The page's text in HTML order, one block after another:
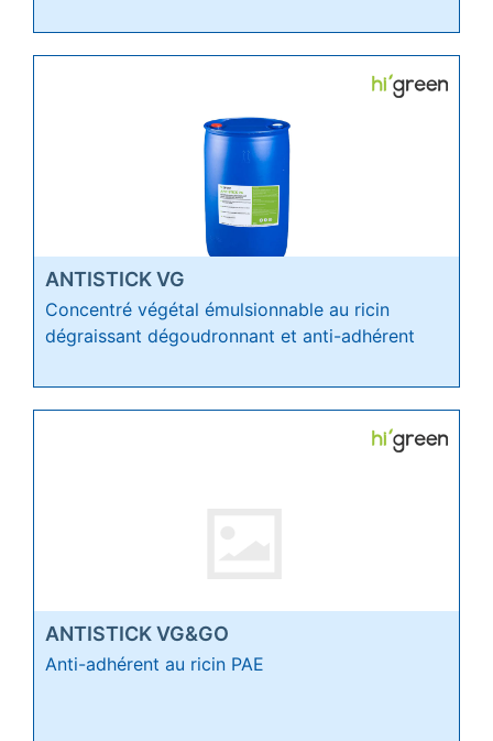
ANTISTICK VG
Concentré végétal émulsionnable au ricin
dégraissant dégoudronnant et anti-adhérent
ANTISTICK VG&GO
Anti-adhérent au ricin PAE